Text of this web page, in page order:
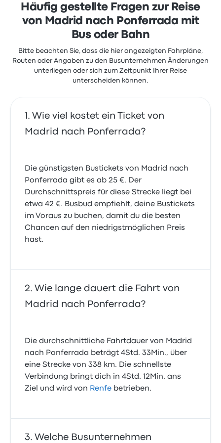
umsteigen. Fahrer sprechen teils kein einziges Wort
Englisch. Die Ansagen im Bus hat mir ein Passagier
übersetzt und beim Finden des richtigen Anschluss-
busses geholfen
3.0 von 5 Sternen
7. Mai 2018
katastrophal sich zu orientieren und den richtigen
Bus zu finden. Ohne Spanisch ist es ziemlich doof.
Nach einer 25 Minuten Fahrt musste ich an einem
später war. Davon war nicht die Rede bei der
Buchung. Ich hatte auch die teurere Bersion
hebucht. Ansonsten wsr die Fahr angenehm...
3.0 von 5 Sternen
Mustafa K.
Häufig gestellte Fragen zur Reise
von Madrid nach Ponferrada mit
Bus oder Bahn
Bitte beachten Sie, dass die hier angezeigten Fahrpläne,
Routen oder Angaben zu den Busunternehmen Änderungen
unterliegen oder sich zum Zeitpunkt Ihrer Reise
unterscheiden können.
Wie viel kostet ein Ticket von
Madrid nach Ponferrada?
Die günstigsten Bustickets von Madrid nach
Ponferrada gibt es ab 25 €. Der
Durchschnittspreis für diese Strecke liegt bei
etwa 42 €. Busbud empfiehlt, deine Bustickets
im Voraus zu buchen, damit du die besten
Chancen auf den niedrigstmöglichen Preis
hast.
Wie lange dauert die Fahrt von
Madrid nach Ponferrada?
Die durchschnittliche Fahrtdauer von Madrid
nach Ponferrada beträgt 4Std. 33Min., über
eine Strecke von 338 km. Die schnellste
Verbindung bringt dich in 4Std. 12Min. ans
Ziel und wird von Renfe betrieben.
Welche Busunternehmen